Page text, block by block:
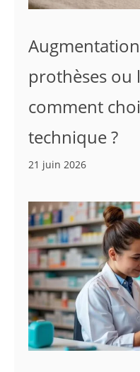
prothèses ou
comment
technique ?
21 juin 2026